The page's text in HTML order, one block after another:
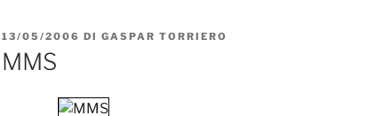
PUBBLICATO
IL
13/05/2006 DI GASPAR TORRIERO
MMS